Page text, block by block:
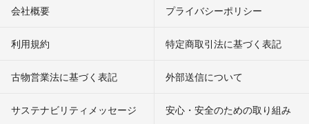
会社概要 プライバシーポリシー
利用規約 特定商取引法に基づく表記
古物営業法に基づく表記 外部送信について
サステナビリティメッセージ 安心・安全のための取り組み